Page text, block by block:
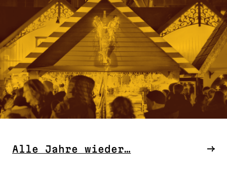
Alle Jahre wieder…